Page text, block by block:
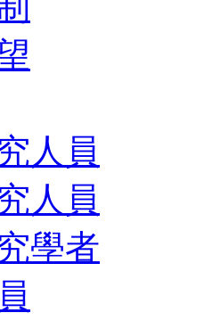
人員
人員
學者